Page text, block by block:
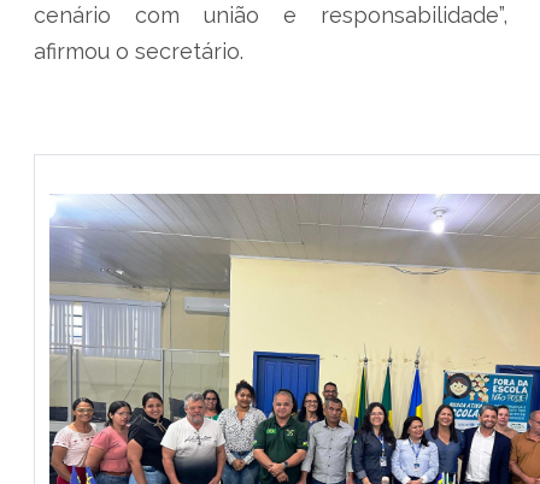
cenário com união e responsabilidade”,
afirmou o secretário.